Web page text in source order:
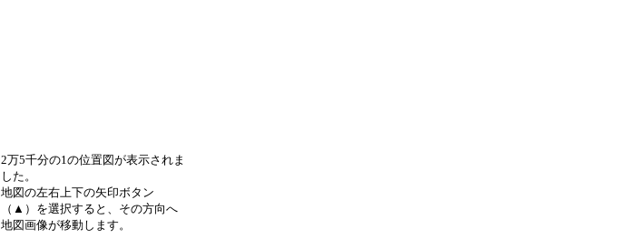
2万5千分の1の位置図が表示されま
した。
地図の左右上下の矢印ボタン
（▲）を選択すると、その方向へ
地図画像が移動します。